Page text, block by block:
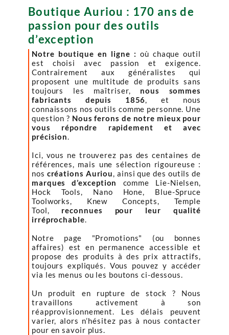
Boutique Auriou : 170 ans de
passion pour des outils
d’exception
Notre boutique en ligne : où chaque outil
est choisi avec passion et exigence.
Contrairement aux généralistes qui
proposent une multitude de produits sans
toujours les maîtriser, nous sommes
fabricants depuis 1856, et nous
connaissons nos outils comme personne. Une
question ? Nous ferons de notre mieux pour
vous répondre rapidement et avec
précision.
Ici, vous ne trouverez pas des centaines de
références, mais une sélection rigoureuse :
nos créations Auriou, ainsi que des outils de
marques d’exception
comme Lie-Nielsen,
Hock Tools, Nano Hone, Blue-Spruce
Toolworks, Knew Concepts, Temple
Tool, reconnues pour leur qualité
irréprochable.
Notre page "Promotions" (ou bonnes
affaires) est en permanence accessible et
propose des produits à des prix attractifs,
toujours expliqués. Vous pouvez y accéder
via les menus ou les boutons ci-dessous.
Un produit en rupture de stock ? Nous
travaillons activement à son
réapprovisionnement. Les délais peuvent
varier, alors n’hésitez pas à nous contacter
pour en savoir plus.